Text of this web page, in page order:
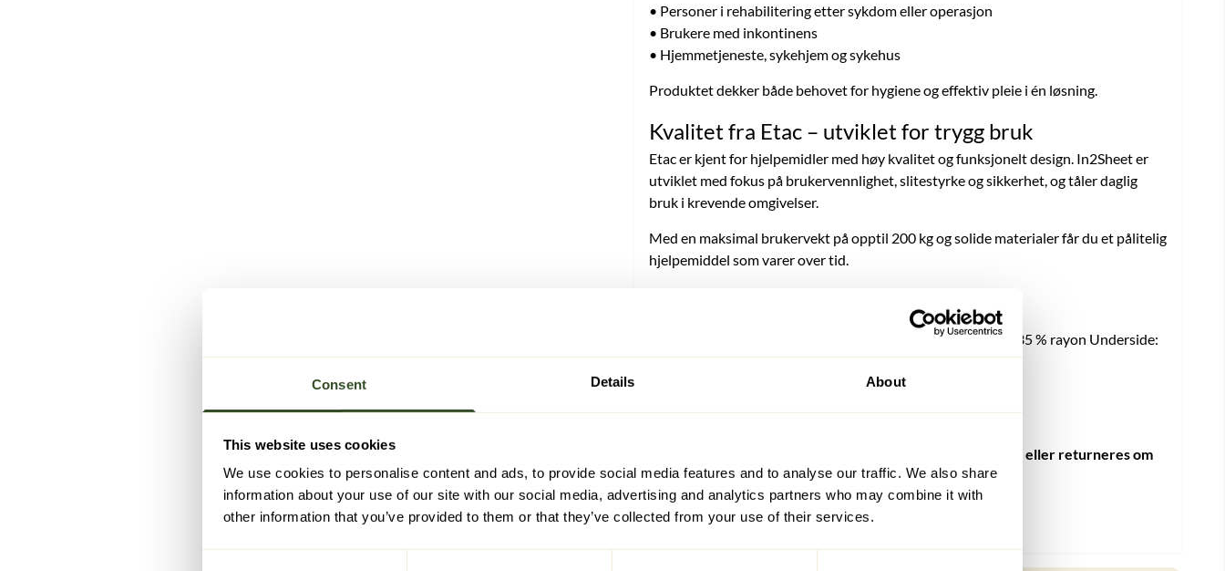
Consent Details About
This website uses cookies
We use cookies to personalise content and ads, to provide social media features and to analyse our traffic. We also share
information about your use of our site with our social media, advertising and analytics partners who may combine it with
other information that you’ve provided to them or that they’ve collected from your use of their services.
• Personer i rehabilitering etter sykdom eller operasjon
• Brukere med inkontinens
• Hjemmetjeneste, sykehjem og sykehus
Produktet dekker både behovet for hygiene og effektiv pleie i én løsning.
Kvalitet fra Etac – utviklet for trygg bruk
Etac er kjent for hjelpemidler med høy kvalitet og funksjonelt design. In2Sheet er
utviklet med fokus på brukervennlighet, slitestyrke og sikkerhet, og tåler daglig
bruk i krevende omgivelser.
Med en maksimal brukervekt på opptil 200 kg og solide materialer får du et pålitelig
hjelpemiddel som varer over tid.
Materiale Topp: Polyester Absorberende: 65 % polyester/35 % rayon Underside:
Polyester med PU-belegg Sateng: Polyester Håndtak: Nylon
NB! Dette er et hygieneprodukt og kan derfor ikke byttes eller returneres om
forpakningen er brutt.